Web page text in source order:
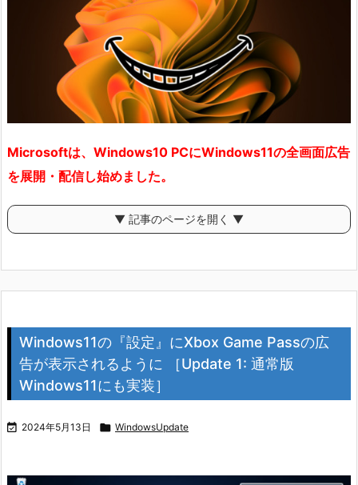
Microsoftは、Windows10 PCにWindows11の全画面広告
を展開・配信し始めました。
▼ 記事のページを開く ▼
Windows11の『設定』にXbox Game Passの広
告が表示されるように ［Update 1: 通常版
Windows11にも実装］
 2024年5月13日  WindowsUpdate